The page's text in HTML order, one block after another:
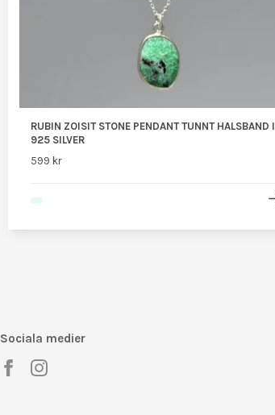
RUBIN ZOISIT STONE PENDANT TUNNT HALSBAND I
925 SILVER
599 kr
Sociala medier